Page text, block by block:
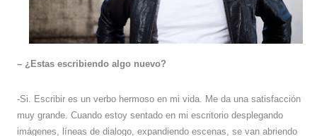
– ¿Estas escribiendo algo nuevo?
-Si. Escribir es un verbo hermoso en mi vida. Me da una satisfacción
muy grande. Cuando estoy sentado en mi escritorio desplegando
imágenes, líneas de dialogo, expandiendo escenas, se van abriendo